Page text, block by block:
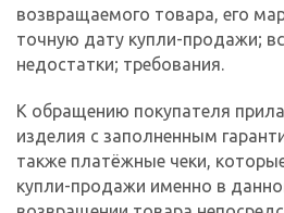
возвращаемого товара, его
точную дату купли-продажи;
недостатки; требования.
К обращению покупателя
изделия с заполненным
также платёжные чеки,
купли-продажи именно в